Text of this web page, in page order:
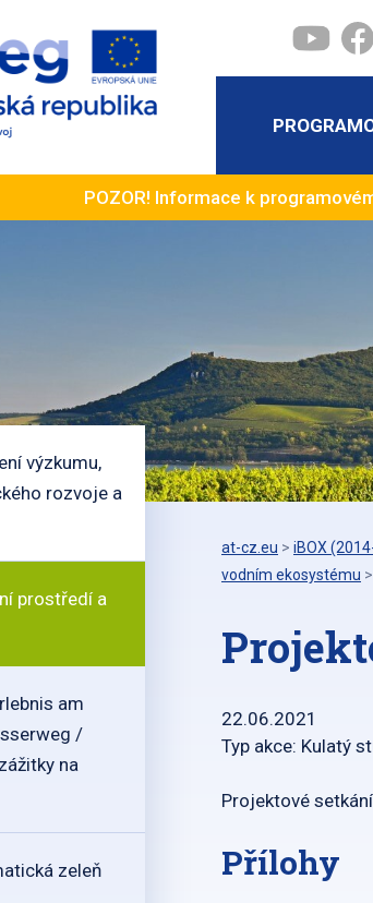
POZOR! Informace k
výzkumu,
rozvoje a
prostředí a
am
/
na
zeleň
at-cz.eu > iBOX
vodním ekosystému >
22.06.2021
Typ akce: Kulatý
Projektové
Přílohy